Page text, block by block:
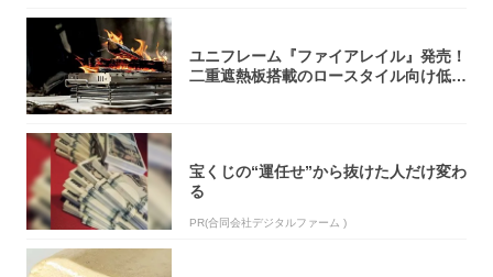
ユニフレーム『ファイアレイル』発売！
二重遮熱板搭載のロースタイル向け低型
宝くじの“運任せ”から抜けた人だけ変わ
る
PR(合同会社デジタルファーム )